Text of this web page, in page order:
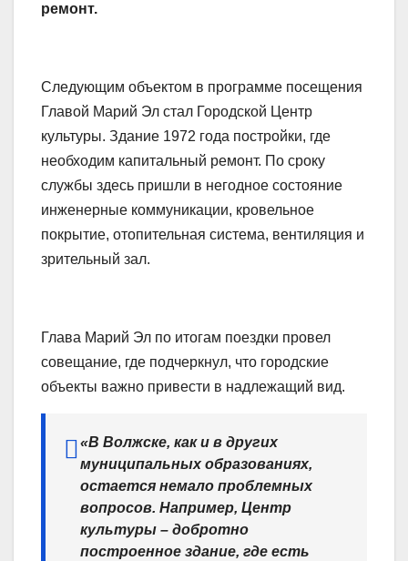
ремонт.
Следующим объектом в программе посещения
Главой Марий Эл стал Городской Центр
культуры. Здание 1972 года постройки, где
необходим капитальный ремонт. По сроку
службы здесь пришли в негодное состояние
инженерные коммуникации, кровельное
покрытие, отопительная система, вентиляция и
зрительный зал.
Глава Марий Эл по итогам поездки провел
совещание, где подчеркнул, что городские
объекты важно привести в надлежащий вид.
«В Волжске, как и в других
муниципальных образованиях,
остается немало проблемных
вопросов. Например, Центр
культуры – добротно
построенное здание, где есть